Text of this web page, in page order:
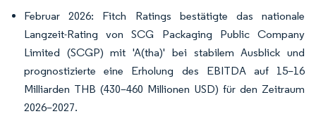
Februar 2026: Fitch Ratings bestätigte das nationale
Langzeit-Rating von SCG Packaging Public Company
Limited (SCGP) mit 'A(tha)' bei stabilem Ausblick und
prognostizierte eine Erholung des EBITDA auf 15–16
Milliarden THB (430–460 Millionen USD) für den Zeitraum
2026–2027.